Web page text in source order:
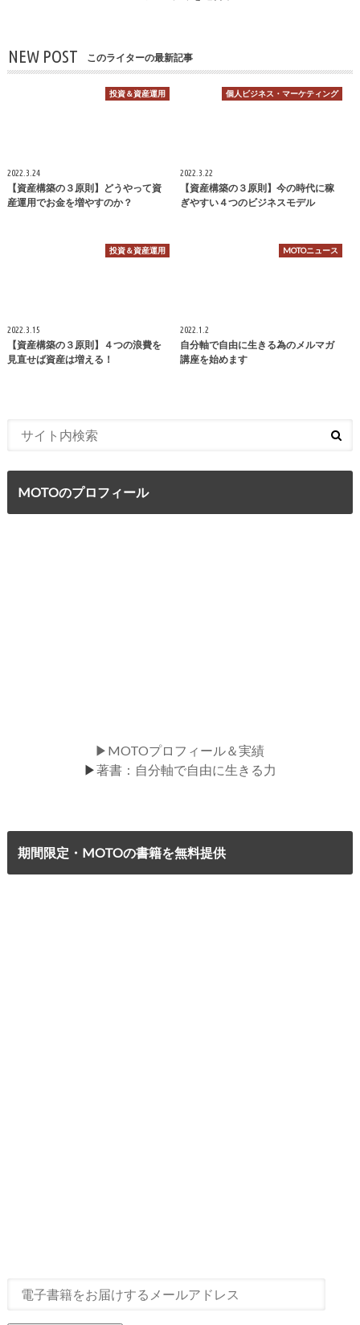
NEW POST このライターの最新記事
投資＆資産運用
2022.3.24
【資産構築の３原則】どうやって資
産運用でお金を増やすのか？
個人ビジネス・マーケティング
2022.3.22
【資産構築の３原則】今の時代に稼
ぎやすい４つのビジネスモデル
投資＆資産運用
2022.3.15
【資産構築の３原則】４つの浪費を
見直せば資産は増える！
MOTOニュース
2022.1.2
自分軸で自由に生きる為のメルマガ
講座を始めます
MOTOのプロフィール
▶MOTOプロフィール＆実績
▶著書：自分軸で自由に生きる力
期間限定・MOTOの書籍を無料提供